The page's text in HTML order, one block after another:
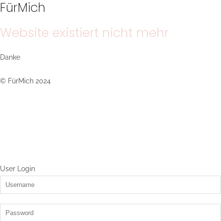
FürMich
Website existiert nicht mehr
Danke
© FürMich 2024
User Login